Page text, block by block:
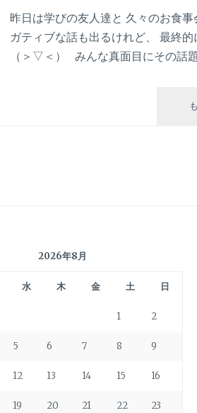
昨日は学びの友人達と 久々のお食
ガティブな話も出るけれど、 最終
（＞▽＜） みんな真面目にその話
2026年8月
水 木 金 土 日
1 2
5 6 7 8 9
12 13 14 15 16
19 20 21 22 23